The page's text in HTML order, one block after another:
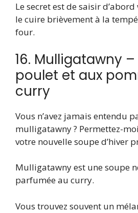
Le secret est de saisir
le cuire brièvement à la
four.
16. Mulligatawny
poulet et aux
curry
Vous n’avez jamais entendu
mulligatawny ? Permettez-
votre nouvelle soupe d’hiver
Mulligatawny est une soupe
parfumée au curry.
Vous trouvez souvent un